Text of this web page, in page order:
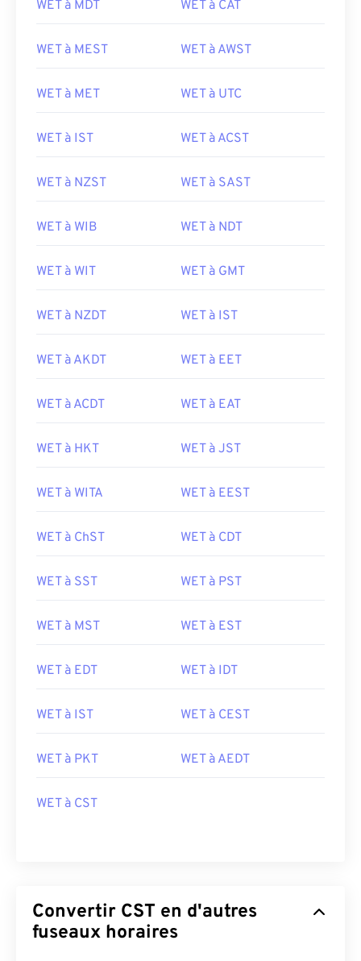
WET à MDT WET à CAT
WET à MEST WET à AWST
WET à MET WET à UTC
WET à IST WET à ACST
WET à NZST WET à SAST
WET à WIB WET à NDT
WET à WIT WET à GMT
WET à NZDT WET à IST
WET à AKDT WET à EET
WET à ACDT WET à EAT
WET à HKT WET à JST
WET à WITA WET à EEST
WET à ChST WET à CDT
WET à SST WET à PST
WET à MST WET à EST
WET à EDT WET à IDT
WET à IST WET à CEST
WET à PKT WET à AEDT
WET à CST
Convertir CST en d'autres
fuseaux horaires